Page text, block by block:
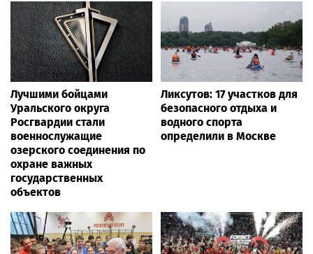
Лучшими бойцами
Уральского округа
Росгвардии стали
военнослужащие
озерского соединения по
охране важных
государственных
объектов
Ликсутов: 17 участков для
безопасного отдыха и
водного спорта
определили в Москве